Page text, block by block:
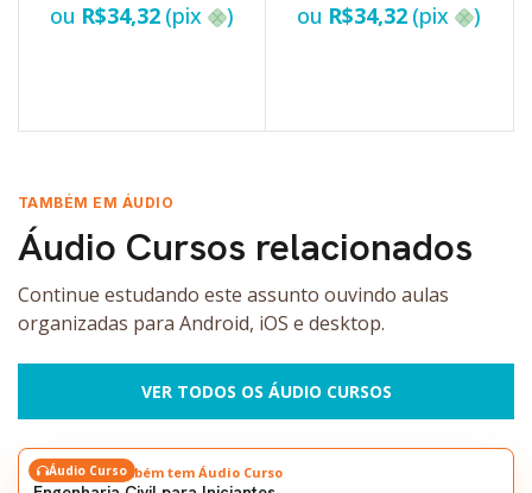
ou R$34,32 (pix ) ou R$34,32 (pix )
TAMBÉM EM ÁUDIO
Áudio Cursos relacionados
Continue estudando este assunto ouvindo aulas
organizadas para Android, iOS e desktop.
VER TODOS OS ÁUDIO CURSOS
Áudio Curso
Este tema também tem Áudio Curso